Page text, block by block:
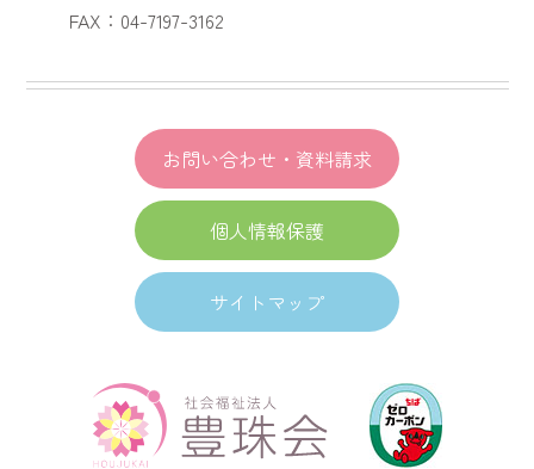
FAX：04-7197-3162
お問い合わせ・資料請求
個人情報保護
サイトマップ